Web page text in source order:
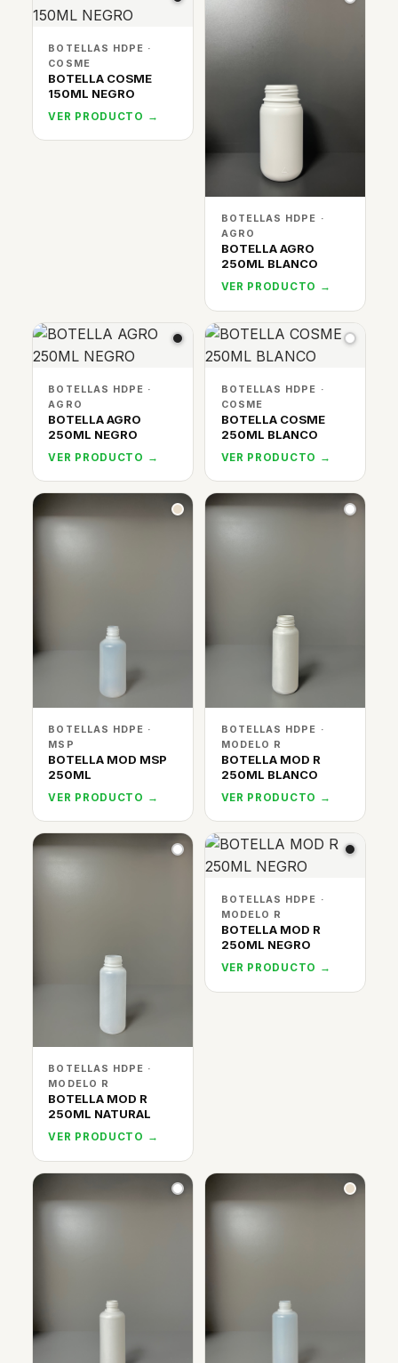
BOTELLAS HDPE ·
COSME
BOTELLA COSME
150ML NEGRO
VER PRODUCTO →
BOTELLAS HDPE ·
AGRO
BOTELLA AGRO
250ML BLANCO
VER PRODUCTO →
BOTELLAS HDPE ·
AGRO
BOTELLA AGRO
250ML NEGRO
VER PRODUCTO →
BOTELLAS HDPE ·
COSME
BOTELLA COSME
250ML BLANCO
VER PRODUCTO →
BOTELLAS HDPE ·
MSP
BOTELLA MOD MSP
250ML
VER PRODUCTO →
BOTELLAS HDPE ·
MODELO R
BOTELLA MOD R
250ML BLANCO
VER PRODUCTO →
BOTELLAS HDPE ·
MODELO R
BOTELLA MOD R
250ML NATURAL
VER PRODUCTO →
BOTELLAS HDPE ·
MODELO R
BOTELLA MOD R
250ML NEGRO
VER PRODUCTO →